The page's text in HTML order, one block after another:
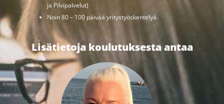
ja Pilvipalvelut)
Noin 80 – 100 päivää yritystyöskentelyä.
Lisätietoja koulutuksesta antaa